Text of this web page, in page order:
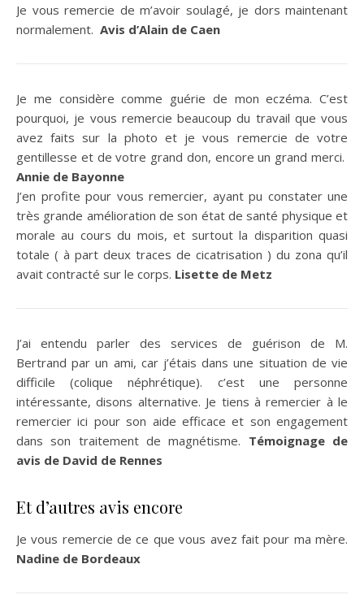
Je vous remercie de m’avoir soulagé, je dors maintenant
normalement. Avis d’Alain de Caen
Je me considère comme guérie de mon eczéma. C’est
pourquoi, je vous remercie beaucoup du travail que vous
avez faits sur la photo et je vous remercie de votre
gentillesse et de votre grand don, encore un grand merci.
Annie de Bayonne
J’en profite pour vous remercier, ayant pu constater une
très grande amélioration de son état de santé physique et
morale au cours du mois, et surtout la disparition quasi
totale ( à part deux traces de cicatrisation ) du zona qu’il
avait contracté sur le corps. Lisette de Metz
J’ai entendu parler des services de guérison de M.
Bertrand par un ami, car j’étais dans une situation de vie
difficile (colique néphrétique). c’est une personne
intéressante, disons alternative. Je tiens à remercier à le
remercier ici pour son aide efficace et son engagement
dans son traitement de magnétisme. Témoignage de
avis de David de Rennes
Et d’autres avis encore
Je vous remercie de ce que vous avez fait pour ma mère.
Nadine de Bordeaux